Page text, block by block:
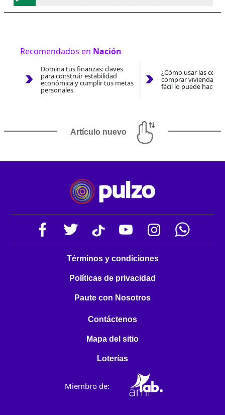
Recomendados en Nación
Domina tus finanzas: claves
para construir estabilidad
económica y cumplir tus metas
personales
¿Cómo usar las
comprar vivienda
fácil lo puede hacer
Artículo nuevo
Términos y condiciones
Políticas de privacidad
Paute con Nosotros
Contáctenos
Mapa del sitio
Loterías
Miembro de: